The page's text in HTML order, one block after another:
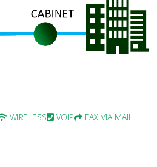
WIRELESS VOIP FAX VIA MAIL